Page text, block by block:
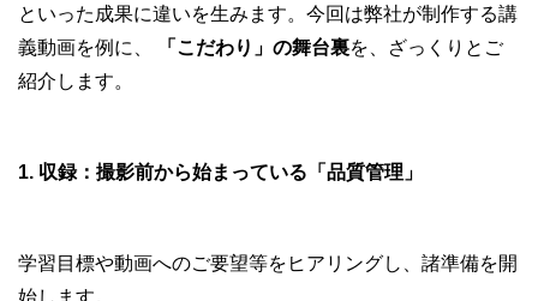
といった成果に違いを生みます。今回は弊社が制作する講
義動画を例に、
「こだわり」の舞台裏を、ざっくりとご
紹介します。
1. 収録：撮影前から始まっている「品質管理」
学習目標や動画へのご要望等をヒアリングし、諸準備を開